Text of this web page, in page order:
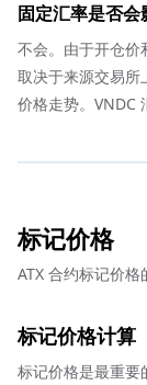
固定汇率是否会
不会。由于开仓价
取决于来源交易所
价格走势。VNDC
标记价格
ATX 合约标记价格
标记价格计算
标记价格是最重要